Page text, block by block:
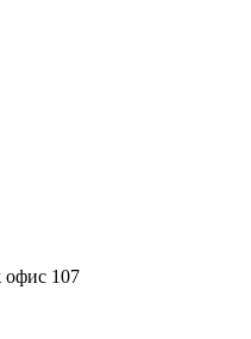
офис 107